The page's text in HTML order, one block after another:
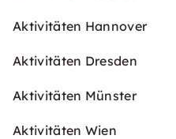
Aktivitäten Hannover
Aktivitäten Dresden
Aktivitäten Münster
Aktivitäten Wien